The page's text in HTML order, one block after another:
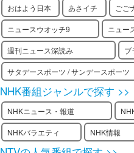
おはよう日本 あさイチ ごご
ニュースウオッチ9 ニュー
週刊ニュース深読み ブ
サタデースポーツ / サンデースポーツ
NHK番組ジャンルで探す >>
NHKニュース・報道
NHKバラエティ NHK情報